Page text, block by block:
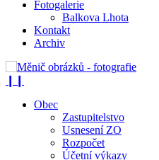
Fotogalerie
Balkova Lhota
Kontakt
Archiv
Obec
Zastupitelstvo
Usnesení ZO
Rozpočet
Účetní výkazy